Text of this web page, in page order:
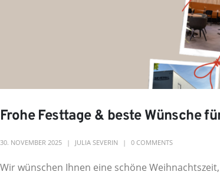
Frohe Festtage & beste Wünsche
30. NOVEMBER 2025 JULIA SEVERIN 0 COMMENTS
Wir wünschen Ihnen eine schöne